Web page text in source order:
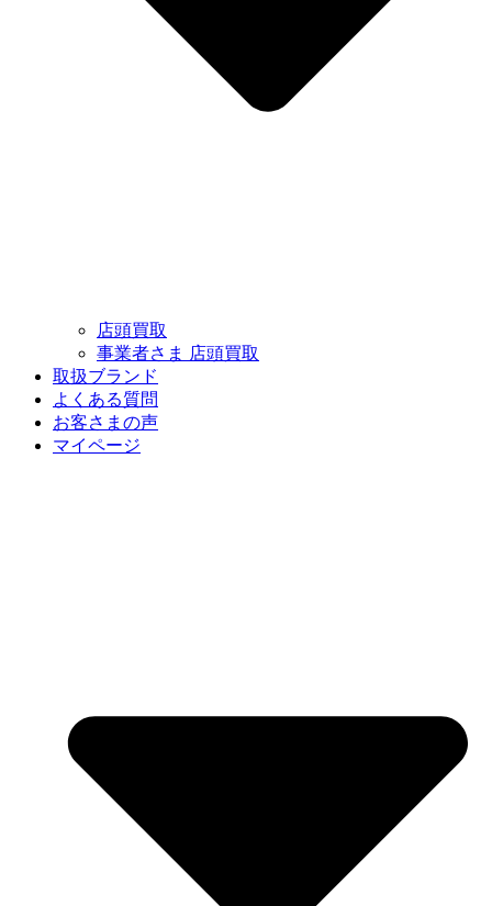
店頭買取
事業者さま 店頭買取
取扱ブランド
よくある質問
お客さまの声
マイページ